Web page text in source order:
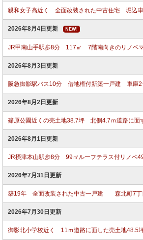
親和女子高近く 全面改装された中古住宅 堀込
2026年8月4日更新 NEW!
JR甲南山手駅歩8分 117㎡ 7階南向きのリノベ
2026年8月3日更新
阪急御影駅バス10分 借地権付新築一戸建 車庫2
2026年8月2日更新
篠原公園近くの売土地38.7坪 北側4.7ｍ道路に面
2026年8月1日更新
JR摂津本山駅歩8分 99㎡ルーフテラス付リノベ
2026年7月31日更新
築19年 全面改装された中古一戸建 森北町7丁
2026年7月30日更新
御影北小学校近く 11ｍ道路に面した売土地48.5